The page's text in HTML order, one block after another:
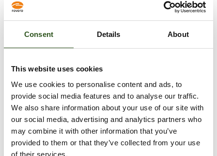
Consent Details About
This website uses cookies
We use cookies to personalise content and ads, to
provide social media features and to analyse our traffic.
We also share information about your use of our site with
our social media, advertising and analytics partners who
may combine it with other information that you’ve
provided to them or that they’ve collected from your use
of their services.
Verzendkosten
Sizing guide
Meer betalingsopties
Afhaling is beschikbaar bij Krabbescheer 6
Meestal klaar binnen 2-4 dagen